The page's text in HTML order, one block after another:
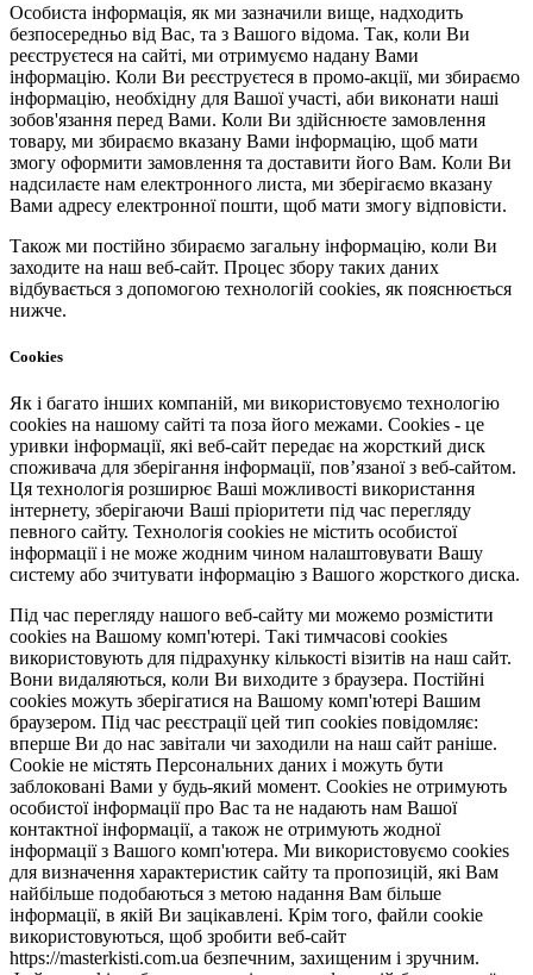
Особиста інформація, як ми зазначили вище, надходить
безпосередньо від Вас, та з Вашого відома. Так, коли Ви
реєструєтеся на сайті, ми отримуємо надану Вами
інформацію. Коли Ви реєструєтеся в промо-акції, ми збираємо
інформацію, необхідну для Вашої участі, аби виконати наші
зобов'язання перед Вами. Коли Ви здійснюєте замовлення
товару, ми збираємо вказану Вами інформацію, щоб мати
змогу оформити замовлення та доставити його Вам. Коли Ви
надсилаєте нам електронного листа, ми зберігаємо вказану
Вами адресу електронної пошти, щоб мати змогу відповісти.
Також ми постійно збираємо загальну інформацію, коли Ви
заходите на наш веб-сайт. Процес збору таких даних
відбувається з допомогою технологій cookies, як пояснюється
нижче.
Cookies
Як і багато інших компаній, ми використовуємо технологію
cookies на нашому сайті та поза його межами. Cookies - це
уривки інформації, які веб-сайт передає на жорсткий диск
споживача для зберігання інформації, пов’язаної з веб-сайтом.
Ця технологія розширює Ваші можливості використання
інтернету, зберігаючи Ваші пріоритети під час перегляду
певного сайту. Технологія cookies не містить особистої
інформації і не може жодним чином налаштовувати Вашу
систему або зчитувати інформацію з Вашого жорсткого диска.
Під час перегляду нашого веб-сайту ми можемо розмістити
cookies на Вашому комп'ютері. Такі тимчасові cookies
використовують для підрахунку кількості візитів на наш сайт.
Вони видаляються, коли Ви виходите з браузера. Постійні
cookies можуть зберігатися на Вашому комп'ютері Вашим
браузером. Під час реєстрації цей тип cookies повідомляє:
вперше Ви до нас завітали чи заходили на наш сайт раніше.
Cookie не містять Персональних даних і можуть бути
заблоковані Вами у будь-який момент. Сookies не отримують
особистої інформації про Вас та не надають нам Вашої
контактної інформації, а також не отримують жодної
інформації з Вашого комп'ютера. Ми використовуємо cookies
для визначення характеристик сайту та пропозицій, які Вам
найбільше подобаються з метою надання Вам більше
інформації, в якій Ви зацікавлені. Крім того, файли cookie
використовуються, щоб зробити веб-сайт
https://masterkisti.com.ua безпечним, захищеним і зручним.